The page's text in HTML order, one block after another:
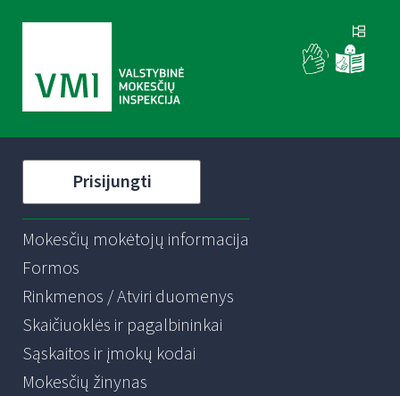
Prisijungti
Mokesčių mokėtojų informacija
Formos
Rinkmenos / Atviri duomenys
Skaičiuoklės ir pagalbininkai
Sąskaitos ir įmokų kodai
Mokesčių žinynas